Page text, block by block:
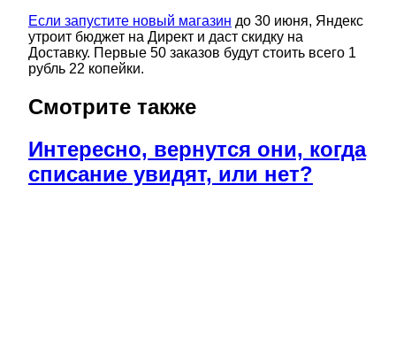
Если запустите новый магазин до 30 июня, Яндекс
утроит бюджет на Директ и даст скидку на
Доставку. Первые 50 заказов будут стоить всего 1
рубль 22 копейки.
Смотрите также
Интересно, вернутся они, когда
списание увидят, или нет?